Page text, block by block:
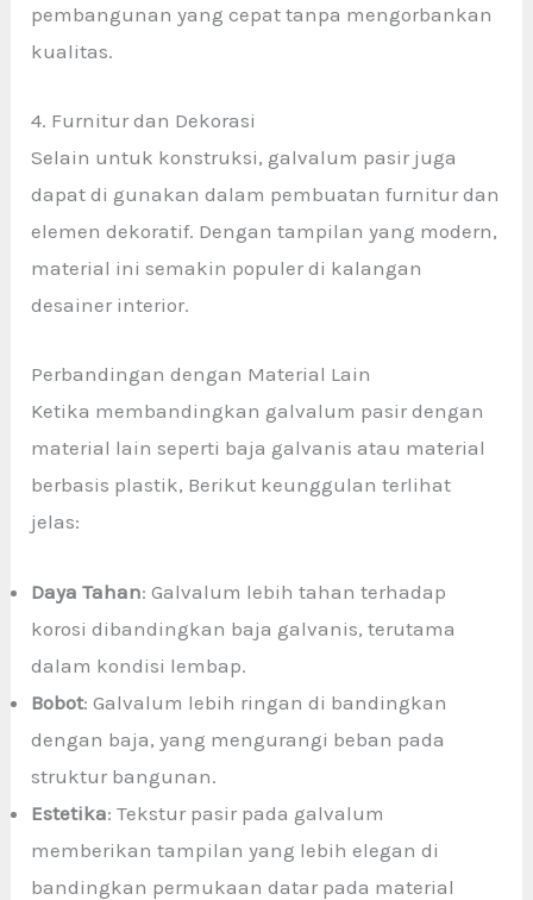
pembangunan yang cepat tanpa mengorbankan
kualitas.
4. Furnitur dan Dekorasi
Selain untuk konstruksi, galvalum pasir juga
dapat di gunakan dalam pembuatan furnitur dan
elemen dekoratif. Dengan tampilan yang modern,
material ini semakin populer di kalangan
desainer interior.
Perbandingan dengan Material Lain
Ketika membandingkan galvalum pasir dengan
material lain seperti baja galvanis atau material
berbasis plastik, Berikut keunggulan terlihat
jelas:
Daya Tahan: Galvalum lebih tahan terhadap
korosi dibandingkan baja galvanis, terutama
dalam kondisi lembap.
Bobot: Galvalum lebih ringan di bandingkan
dengan baja, yang mengurangi beban pada
struktur bangunan.
Estetika: Tekstur pasir pada galvalum
memberikan tampilan yang lebih elegan di
bandingkan permukaan datar pada material